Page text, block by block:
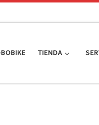
TIENDA